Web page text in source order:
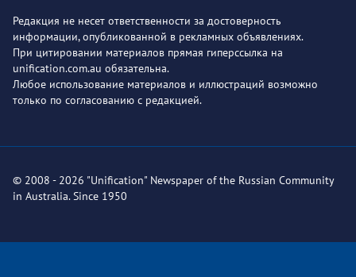
Редакция не несет ответственности за достоверность
информации, опубликованной в рекламных объявлениях.
При цитировании материалов прямая гиперссылка на
unification.com.au обязательна.
Любое использование материалов и иллюстраций возможно
только по согласованию с редакцией.
© 2008 - 2026 "Unification" Newspaper of the Russian Community
in Australia. Since 1950